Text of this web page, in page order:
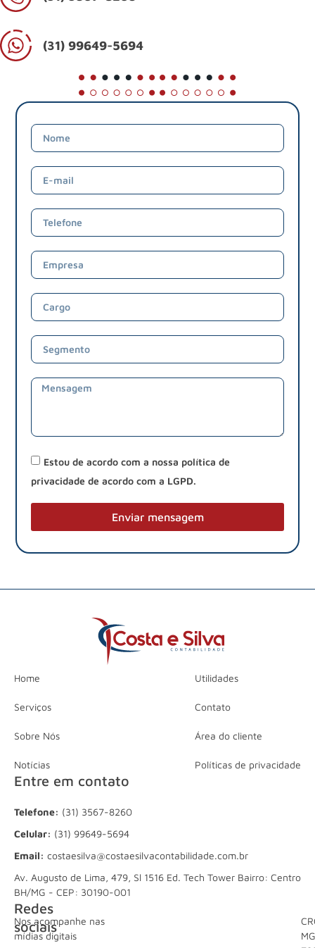
(31) 99649-5694
Estou de acordo com a nossa política de
privacidade de acordo com a LGPD.
Enviar mensagem
Home
Serviços
Sobre Nós
Notícias
Utilidades
Contato
Área do cliente
Políticas de privacidade
Entre em contato
Telefone: (31) 3567-8260
Celular: (31) 99649-5694
Email: costaesilva@costaesilvacontabilidade.com.br
Av. Augusto de Lima, 479, Sl 1516 Ed. Tech Tower Bairro: Centro
BH/MG - CEP: 30190-001
Redes
sociais
Nos acompanhe nas
mídias digitais
MG